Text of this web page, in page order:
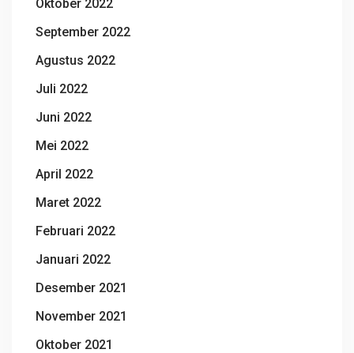
Oktober 2022
September 2022
Agustus 2022
Juli 2022
Juni 2022
Mei 2022
April 2022
Maret 2022
Februari 2022
Januari 2022
Desember 2021
November 2021
Oktober 2021